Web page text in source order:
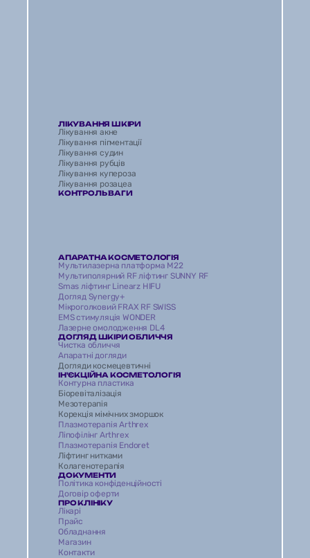
ЛІКУВАННЯ ШКІРИ
Лікування акне
Лікування пігментації
Лікування судин
Лікування рубців
Лікування купероза
Лікування розацеа
КОНТРОЛЬ ВАГИ
АПАРАТНА КОСМЕТОЛОГІЯ
Мультилазерна платформа M22
Мультиполярний RF ліфтинг SUNNY RF
Smas ліфтинг Linearz HIFU
Догляд Synergy+
Мікроголковий FRAX RF SWISS
EMS стимуляція WONDER
Лазерне омолодження DL4
ДОГЛЯД ШКІРИ ОБЛИЧЧЯ
Чистка обличчя
Апаратні догляди
Догляди космецевтичні
ІН'ЄКЦІЙНА КОСМЕТОЛОГІЯ
Контурна пластика
Біоревіталізація
Мезотерапія
Корекція мімічних зморшок
Плазмотерапія Arthrex
Ліпофілінг Arthrex
Плазмотерапія Endoret
Ліфтинг нитками
Колагенотерапія
ДОКУМЕНТИ
Політика конфіденційності
Договір оферти
ПРО КЛІНІКУ
Лікарі
Прайс
Обладнання
Магазин
Контакти